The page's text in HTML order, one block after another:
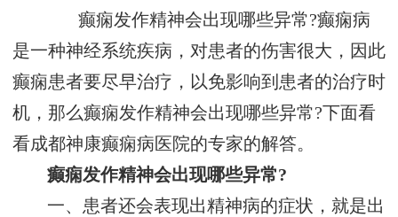
癫痫发作精神会出现哪些异常?癫痫病
是一种神经系统疾病，对患者的伤害很大，因此
癫痫患者要尽早治疗，以免影响到患者的治疗时
机，那么癫痫发作精神会出现哪些异常?下面看
看成都神康癫痫病医院的专家的解答。
癫痫发作精神会出现哪些异常?
一、患者还会表现出精神病的症状，就是出